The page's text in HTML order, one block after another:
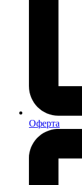
Оферта